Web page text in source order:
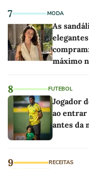
7 MODA
As
máximo
8 FUTEBOL
Jogador
ao entrar
antes da
9 RECEITAS